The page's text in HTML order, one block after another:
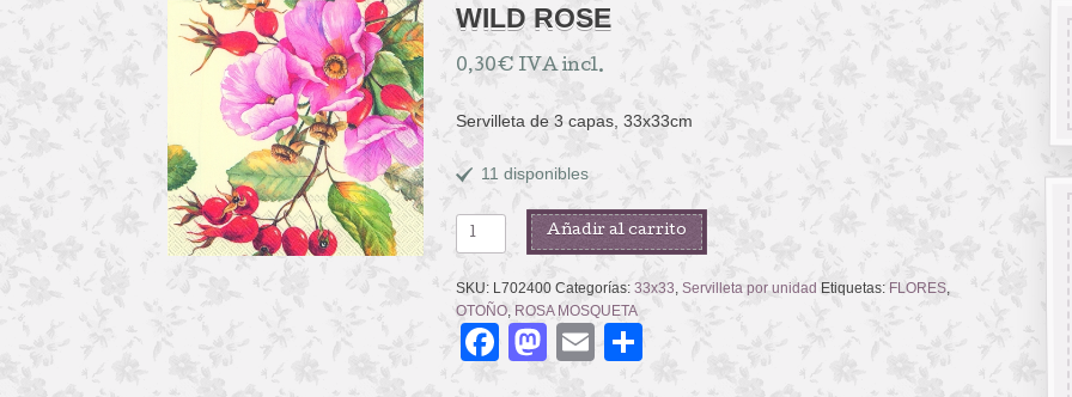
WILD ROSE
0,30€ IVA incl.
Servilleta de 3 capas, 33x33cm
11 disponibles
WILD
ROSE
cantidad
Añadir al carrito
SKU: L702400 Categorías: 33x33 Servilleta por unidad Etiquetas: FLORES,
OTOÑO, ROSA MOSQUETA
Facebook
Mastodon
EmailCompartir